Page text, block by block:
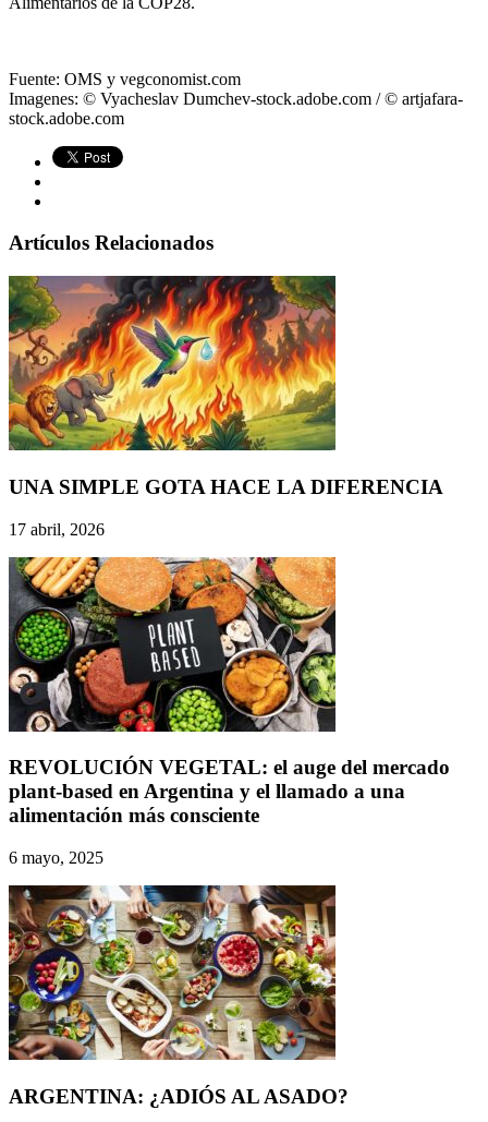
Fuente: OMS y vegconomist.com
Imagenes: © Vyacheslav Dumchev-stock.adobe.com / © artjafara-
stock.adobe.com
Artículos Relacionados
UNA SIMPLE GOTA HACE LA DIFERENCIA
17 abril, 2026
REVOLUCIÓN VEGETAL: el auge del mercado
plant-based en Argentina y el llamado a una
alimentación más consciente
6 mayo, 2025
ARGENTINA: ¿ADIÓS AL ASADO?